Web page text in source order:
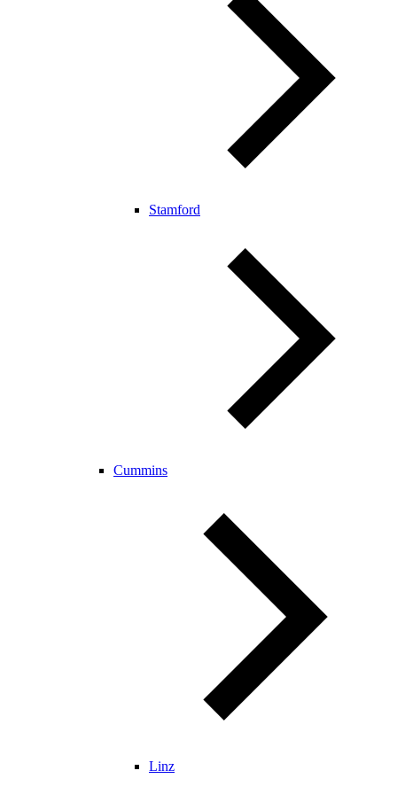
Stamford
Cummins
Linz